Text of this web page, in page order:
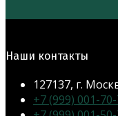
Наши контакты
127137, г.
+7 (999) 001-